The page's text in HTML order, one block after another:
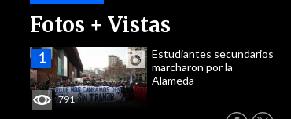
Fotos + Vistas
791
Estudiantes secundarios
marcharon por la
Alameda